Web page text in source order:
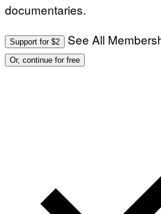
documentaries.
Support for $2 See All
Or, continue for free